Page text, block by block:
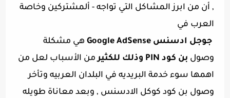
, أن من ابرز المشاكل التي تواجه - ألمشتركين وخاصة
العرب في
جوجل ادسنسGoogle AdSense هي مشكلة
وصول بن كود PIN وذلك للكثير
من الأسباب لعل من
اهمها سوء خدمة البريديه في البلدان العربيه وتأخر
وصول بن كود كوكل الادسنس , وبعد معاناة طويله